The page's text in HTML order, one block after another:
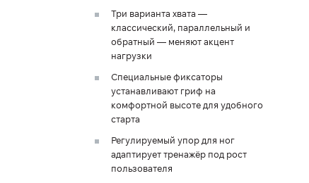
Три варианта хвата —
классический, параллельный и
обратный — меняют акцент
нагрузки
Специальные фиксаторы
устанавливают гриф на
комфортной высоте для удобного
старта
Регулируемый упор для ног
адаптирует тренажёр под рост
пользователя